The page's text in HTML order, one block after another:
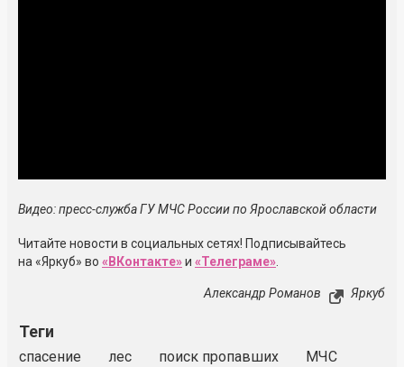
Видео: пресс-служба ГУ МЧС России по Ярославской области
Читайте новости в социальных сетях! Подписывайтесь
на «Яркуб» во «ВКонтакте»и «Телеграме».
Александр Романов Яркуб
Теги
спасение лес поиск пропавших МЧС